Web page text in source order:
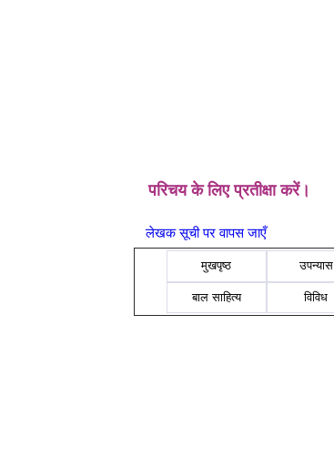
परिचय के लिए प्रतीक्षा करें।
लेखक सूची पर वापस जाएँ
मुखपृष्ठ उपन्यास
बाल साहित्य विविध